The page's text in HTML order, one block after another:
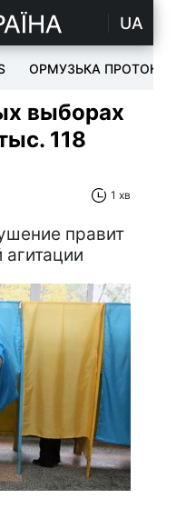
UA
ОРМУЗЬКА ПРОТОКА
выборах
118
1 хв
правит